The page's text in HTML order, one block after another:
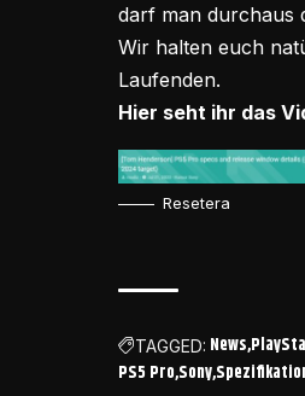
darf man durchaus
Wir halten euch
Laufenden.
Hier seht ihr das
Resetera
TAGGED: News
PS5 Pro Sony